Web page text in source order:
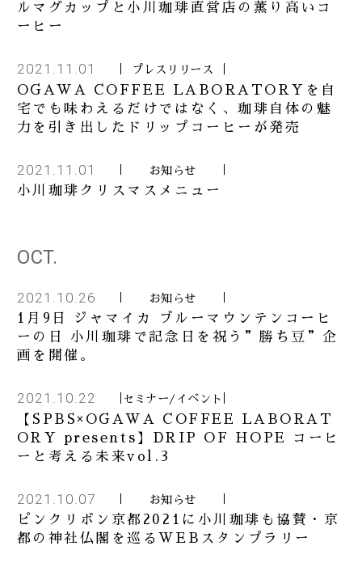
ルマグカップと小川珈琲直営店の薫り高いコ
ーヒー
2021.11.01 プレスリリース
OGAWA COFFEE LABORATORYを自
宅でも味わえるだけではなく、珈琲自体の魅
力を引き出したドリップコーヒーが発売
2021.11.01 お知らせ
小川珈琲クリスマスメニュー
OCT.
2021.10.26 お知らせ
1月9日 ジャマイカ ブルーマウンテンコーヒ
ーの日 小川珈琲で記念日を祝う”勝ち豆”企
画を開催。
2021.10.22 セミナー/イベント
【SPBS×OGAWA COFFEE LABORAT
ORY presents】DRIP OF HOPE コーヒ
ーと考える未来vol.3
2021.10.07 お知らせ
ピンクリボン京都2021に小川珈琲も協賛・京
都の神社仏閣を巡るWEBスタンプラリー